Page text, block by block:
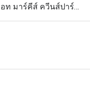
ท มาร์คีส์ ควีนส์ปาร์ค
ต่งในสไตล์จีนร่วมสมัย
ใหญ่ อีกทั้งยังมีห้อง
ระสบการณ์ชาวจีน
เจอร์สไตล์กวางตุ้ง
ยัดไส้ในหมั่นโถวและ